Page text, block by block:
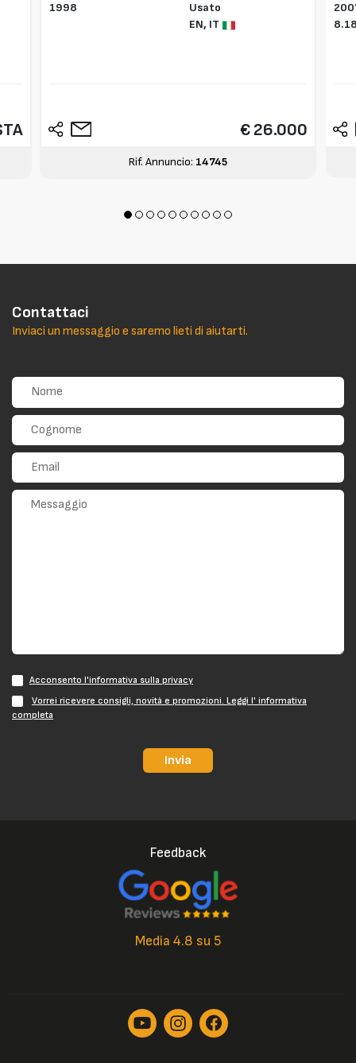
1998
Usato
EN, IT
€ 26.000
Rif. Annuncio: 14745
Contattaci
Inviaci un messaggio e saremo lieti di aiutarti.
Acconsento l'informativa sulla privacy
Vorrei ricevere consigli, novità e promozioni. Leggi l' informativa
completa
Invia
Feedback
Media 4.8 su 5